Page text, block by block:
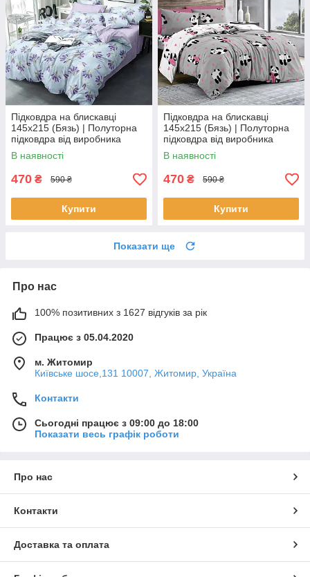
Підковдра на блискавці
145х215 (Бязь) | Полуторна
підковдра від виробника
"Королева Ночі" | Лаванда на
блакитному
В наявності
470 ₴ 590 ₴
Купити
Підковдра на блискавці
145х215 (Бязь) | Полуторна
підковдра від виробника
"Королева Ночі" | Панди на
сірому та білому
В наявності
470 ₴ 590 ₴
Купити
Показати ще
Про нас
100% позитивних з 1627 відгуків за рік
Працює з 05.04.2020
м. Житомир
Київське шосе,131 10007, Житомир, Україна
Контакти
Сьогодні працює з 09:00 до 18:00
Показати весь графік роботи
Про нас
Контакти
Доставка та оплата